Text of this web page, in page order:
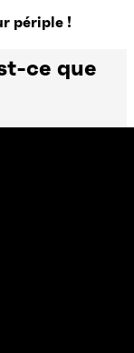
périple !
ce que